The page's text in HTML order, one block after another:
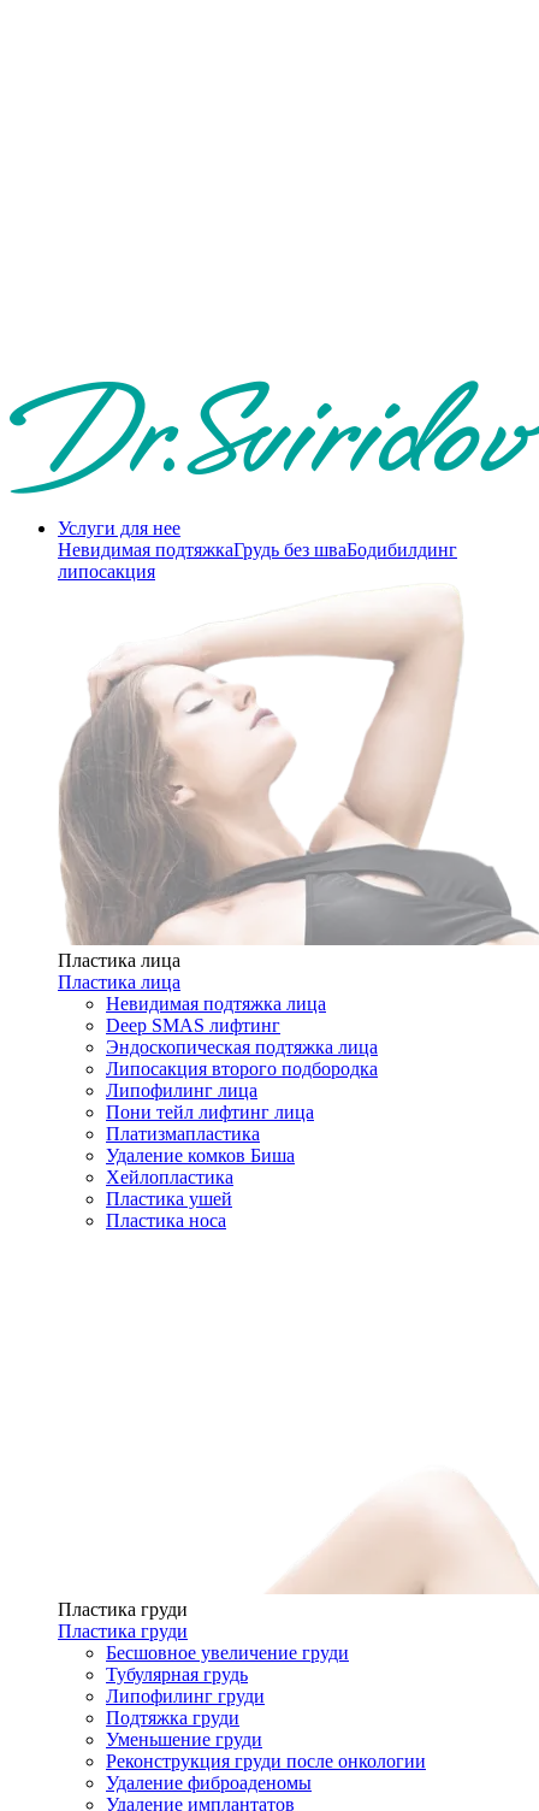
Услуги для нее
Невидимая подтяжкаГрудь без шваБодибилдинг
липосакция
Пластика лица
Пластика лица
Невидимая подтяжка лица
Deep SMAS лифтинг
Эндоскопическая подтяжка лица
Липосакция второго подбородка
Липофилинг лица
Пони тейл лифтинг лица
Платизмапластика
Удаление комков Биша
Хейлопластика
Пластика ушей
Пластика носа
Пластика груди
Пластика груди
Бесшовное увеличение груди
Тубулярная грудь
Липофилинг груди
Подтяжка груди
Уменьшение груди
Реконструкция груди после онкологии
Удаление фиброаденомы
Удаление имплантатов